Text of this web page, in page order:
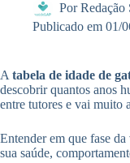
Por Redação
Publicado em 01/
A tabela de idade de
descobrir quantos anos
entre tutores e vai muito
Entender em que fase
sua saúde,